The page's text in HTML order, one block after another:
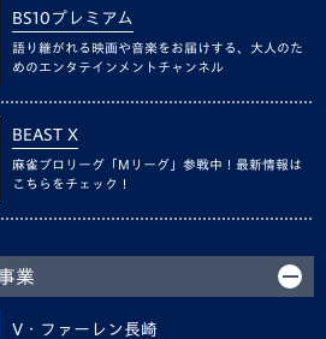
BS10プレミアム
語り継がれる映画や音楽をお届けする、大人のた
めのエンタテインメントチャンネル
BEAST X
麻雀プロリーグ「Mリーグ」参戦中！最新情報は
こちらをチェック！
業
V・ファーレン長崎